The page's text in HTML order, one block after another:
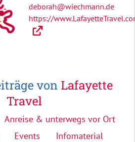
deborah@wiechmann.de
https://
von Lafayette
Travel
Anreise & unterwegs vor Ort
Events
Infomaterial